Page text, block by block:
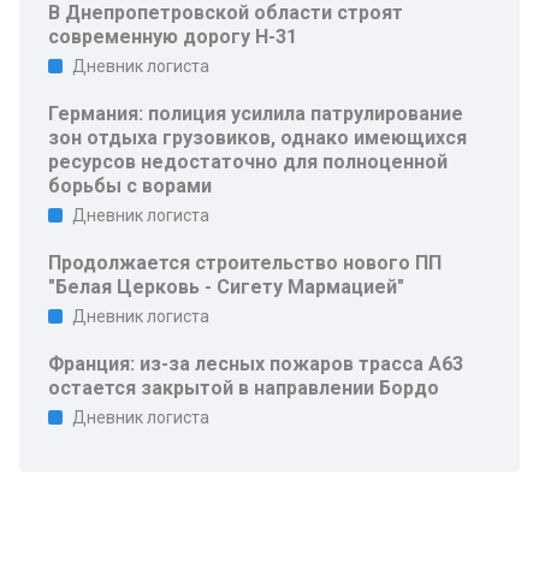
В Днепропетровской области строят
современную дорогу Н-31
Дневник логиста
Германия: полиция усилила патрулирование
зон отдыха грузовиков, однако имеющихся
ресурсов недостаточно для полноценной
борьбы с ворами
Дневник логиста
Продолжается строительство нового ПП
"Белая Церковь - Сигету Мармацией"
Дневник логиста
Франция: из-за лесных пожаров трасса A63
остается закрытой в направлении Бордо
Дневник логиста